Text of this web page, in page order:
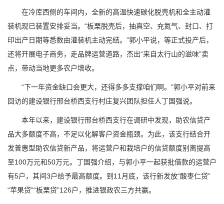
在冷库西侧的车间内，全新的高温快速碳化脱壳机和全主动灌
装机现已装置安排妥当。“板栗脱壳后，抽真空、充氮气、封口、打
印出产日期等悉数由灌装机主动完结。”郭小平说，等正式投产后，
还将开展电子商务，走品牌运营道路，杰出“来自太行山的滋味”卖
点，带动当地更多农户增收。
“下一年资金缺口会更大，还得多多支撑咱们啊。”郭小平对前来
回访的建设银行邢台桥西支行村庄复兴团队担任人丁国强说。
本年以来，建设银行邢台桥西支行在调研中发现，助农信贷产
品大多额度不高，不足以化解客户资金瓶颈。为此，该支行结合开
发普惠型助农信贷新产品，将运营户和栽培户的信贷额度别离提高
至100万元和50万元。丁国强介绍，与郭小平一起获批借款的运营户
有5户，其间3户给予最高额度。到11月底，该行新发放“酸枣仁贷”
“苹果贷”“板栗贷”126户，推进银政农三方共赢。